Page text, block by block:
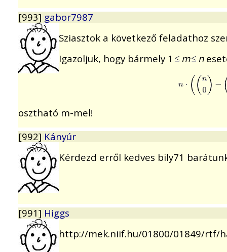
[993] gabor7987
Sziasztok a következő feladathoz
Igazoljuk, hogy bármely 1
m n
osztható m-mel!
[992] Kányúr
Kérdezd erről kedves bily71
[991] Higgs
http://mek.niif.hu/01800/01849/rtf/